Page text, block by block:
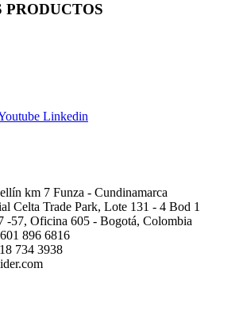
PRODUCTOS
Linkedin
km 7 Funza - Cundinamarca
Celta Trade Park, Lote 131 - 4 Bod 1
-57, Oficina 605 - Bogotá, Colombia
896 6816
734 3938